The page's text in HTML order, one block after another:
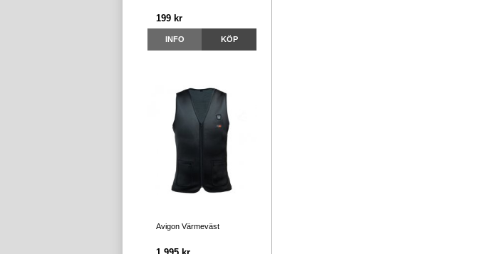
199 kr
INFO KÖP
Avigon Värmeväst